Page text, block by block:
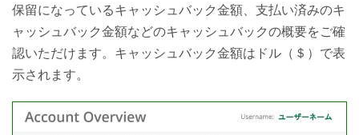
保留になっているキャッシュバック金額、支払い済みのキ
ャッシュバック金額などのキャッシュバックの概要をご確
認いただけます。キャッシュバック金額はドル（＄）で表
示されます。